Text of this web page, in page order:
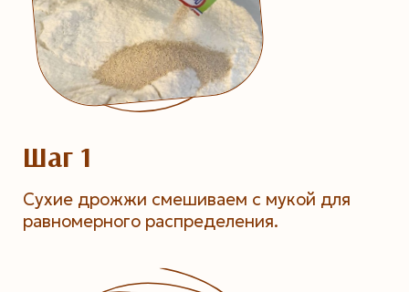
Шаг 1
Сухие дрожжи смешиваем с мукой для
равномерного распределения.